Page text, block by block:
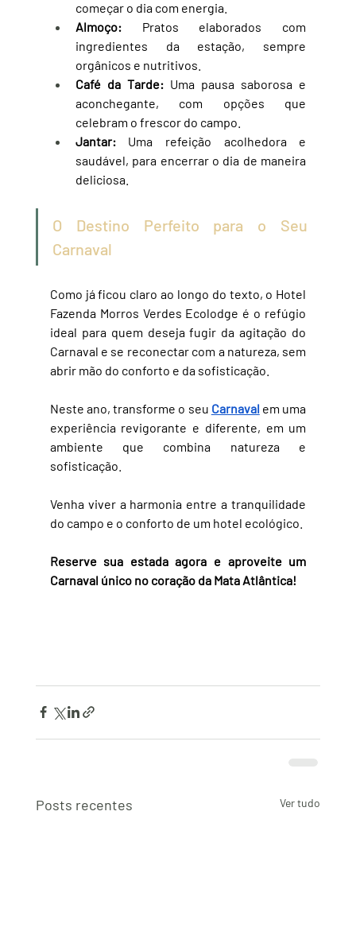
começar o dia com energia.
Almoço: Pratos elaborados com
ingredientes da estação, sempre
orgânicos e nutritivos.
Café da Tarde: Uma pausa saborosa e
aconchegante, com opções que
celebram o frescor do campo.
Jantar: Uma refeição acolhedora e
saudável, para encerrar o dia de maneira
deliciosa.
O Destino Perfeito para o Seu
Carnaval
Como já ficou claro ao longo do texto, o Hotel
Fazenda Morros Verdes Ecolodge é o refúgio
ideal para quem deseja fugir da agitação do
Carnaval e se reconectar com a natureza, sem
abrir mão do conforto e da sofisticação.
Neste ano, transforme o seu Carnaval em uma
experiência revigorante e diferente, em um
ambiente que combina natureza e
sofisticação.
Venha viver a harmonia entre a tranquilidade
do campo e o conforto de um hotel ecológico.
Reserve sua estada agora e aproveite um
Carnaval único no coração da Mata Atlântica!
Posts recentes Ver tudo